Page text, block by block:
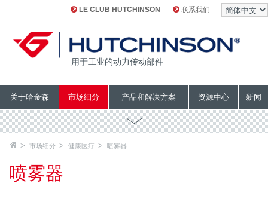
LE CLUB HUTCHINSON 联系我们
用于工业的动力传动部件
关于哈金森 市场细分 产品和解决方案 资源中心 新闻
市场细分 健康医疗 喷雾器
喷雾器